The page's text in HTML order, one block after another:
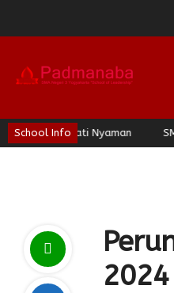
School Info
Nyaman SMAN 3
2024